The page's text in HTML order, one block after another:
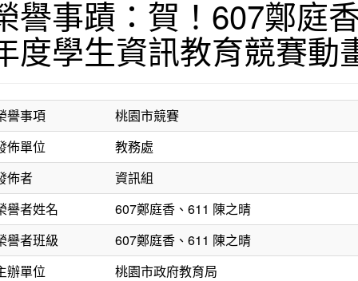
譽事蹟：賀！607鄭庭
度學生資訊教育競賽動
譽事項
桃園市競賽
佈單位
教務處
佈者
資訊組
譽者姓名
607鄭庭香、611 陳之晴
譽者班級
607鄭庭香、611 陳之晴
辦單位
桃園市政府教育局